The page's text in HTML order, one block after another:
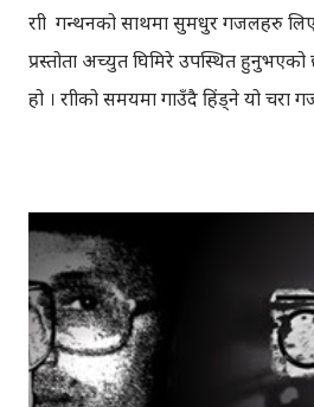
रात्री गन्थनको साथमा सुमधुर गजलहरु
प्रस्तोता अच्युत घिमिरे उपस्थित
हो । रात्रीको समयमा गाउँदै हिंड्‍ने यो चरा
यसको उपस्थिति रहन्छ । प्रेम, विरह,
संवेगहरु बुलबुलले समेट्‍छ । बुलबुल सुन्न
समूहमा समेटिन्छौं र बुलबुल भित्र आफैंले
बुलबुललियन । हामी यहाँ एकाकार भएर
सहवासमा । " एउटा प्रेमको बिरुवा हामी